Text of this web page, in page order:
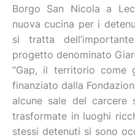
Borgo San Nicola a
nuova cucina per i
si tratta
progetto denominato
“Gap, il territorio come
finanziato dalla
alcune sale del carcere
trasformate in luoghi
stessi detenuti si sono